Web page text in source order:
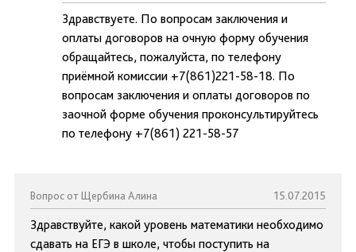
Здравствуете. По вопросам заключения и
оплаты договоров на очную форму обучения
обращайтесь, пожалуйста, по телефону
приёмной комиссии +7(861)221-58-18. По
вопросам заключения и оплаты договоров по
заочной форме обучения проконсультируйтесь
по телефону +7(861) 221-58-57
Вопрос от Щербина Алина 15.07.2015
Здравствуйте, какой уровень математики необходимо
сдавать на ЕГЭ в школе, чтобы поступить на